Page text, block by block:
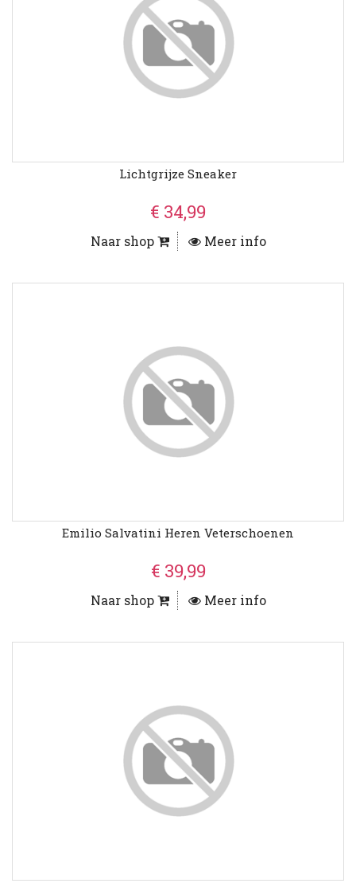
Lichtgrijze Sneaker
€ 34,99
Naar shop Meer info
Emilio Salvatini Heren Veterschoenen
€ 39,99
Naar shop Meer info